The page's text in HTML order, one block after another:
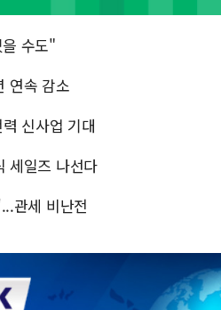
수도"
연속 감소
신사업 기대
세일즈 나선다
관세 비난전